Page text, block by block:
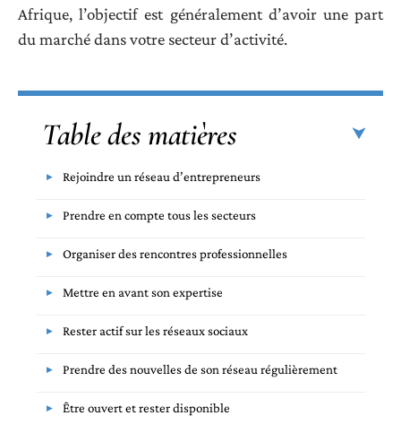
Afrique, l’objectif est généralement d’avoir une part
du marché dans votre secteur d’activité.
Table des matières
Rejoindre un réseau d’entrepreneurs
Prendre en compte tous les secteurs
Organiser des rencontres professionnelles
Mettre en avant son expertise
Rester actif sur les réseaux sociaux
Prendre des nouvelles de son réseau régulièrement
Être ouvert et rester disponible